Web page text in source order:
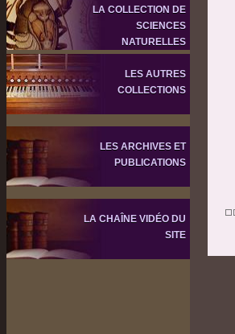
LA COLLECTION DE
SCIENCES
NATURELLES
LES AUTRES
COLLECTIONS
LES ARCHIVES ET
PUBLICATIONS
LA CHAÎNE VIDÉO DU
SITE